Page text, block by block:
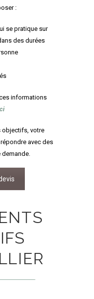
:
se pratique sur
des durées
informations
objectifs, votre
avec des
demande.